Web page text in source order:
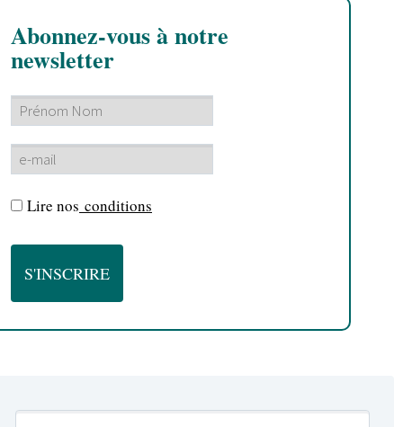
Abonnez-vous à notre
newsletter
Lire nos conditions